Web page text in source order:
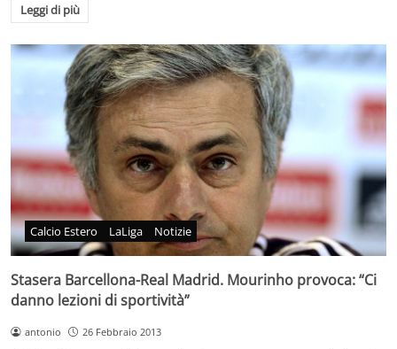
Leggi di più
Calcio Estero LaLiga Notizie
Stasera Barcellona-Real Madrid. Mourinho provoca: “Ci
danno lezioni di sportività”
antonio 26 Febbraio 2013